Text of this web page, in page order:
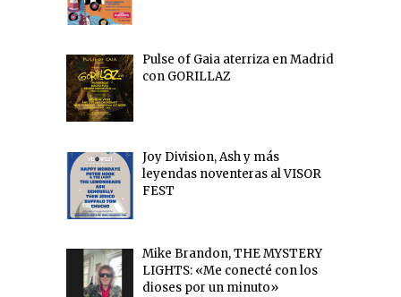
Pulse of Gaia aterriza en Madrid
con GORILLAZ
Joy Division, Ash y más
leyendas noventeras al VISOR
FEST
Mike Brandon, THE MYSTERY
LIGHTS: «Me conecté con los
dioses por un minuto»